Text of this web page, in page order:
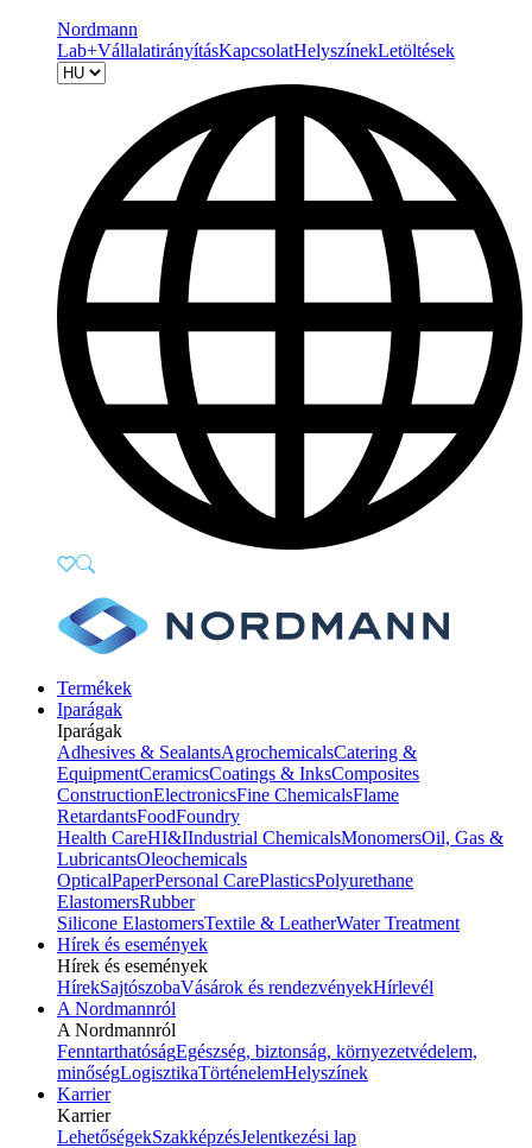
Nordmann
Lab+VállalatirányításKapcsolatHelyszínekLetöltések
Termékek
Iparágak
Iparágak
Adhesives & SealantsAgrochemicalsCatering &
EquipmentCeramicsCoatings & InksComposites
ConstructionElectronicsFine ChemicalsFlame
RetardantsFoodFoundry
Health CareHI&IIndustrial ChemicalsMonomersOil, Gas &
LubricantsOleochemicals
OpticalPaperPersonal CarePlasticsPolyurethane
ElastomersRubber
Silicone ElastomersTextile & LeatherWater Treatment
Hírek és események
Hírek és események
HírekSajtószobaVásárok és rendezvényekHírlevél
A Nordmannról
A Nordmannról
FenntarthatóságEgészség, biztonság, környezetvédelem,
minőségLogisztikaTörténelemHelyszínek
Karrier
Karrier
LehetőségekSzakképzésJelentkezési lap